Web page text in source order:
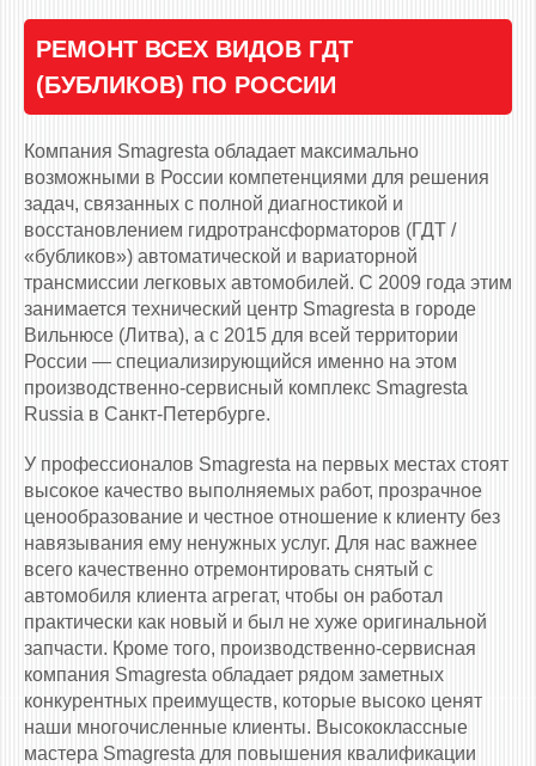
РЕМОНТ ВСЕХ ВИДОВ ГДТ
(БУБЛИКОВ) ПО РОССИИ
Компания Smagresta обладает максимально
возможными в России компетенциями для решения
задач, связанных с полной диагностикой и
восстановлением гидротрансформаторов (ГДТ /
«бубликов») автоматической и вариаторной
трансмиссии легковых автомобилей. С 2009 года этим
занимается технический центр Smagresta в городе
Вильнюсе (Литва), а с 2015 для всей территории
России — специализирующийся именно на этом
производственно-сервисный комплекс Smagresta
Russia в Санкт-Петербурге.
У профессионалов Smagresta на первых местах стоят
высокое качество выполняемых работ, прозрачное
ценообразование и честное отношение к клиенту без
навязывания ему ненужных услуг. Для нас важнее
всего качественно отремонтировать снятый с
автомобиля клиента агрегат, чтобы он работал
практически как новый и был не хуже оригинальной
запчасти. Кроме того, производственно-сервисная
компания Smagresta обладает рядом заметных
конкурентных преимуществ, которые высоко ценят
наши многочисленные клиенты. Высококлассные
мастера Smagresta для повышения квалификации